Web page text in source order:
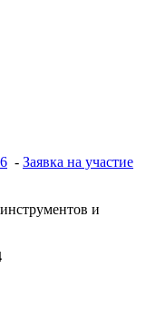
- Заявка на участие
и